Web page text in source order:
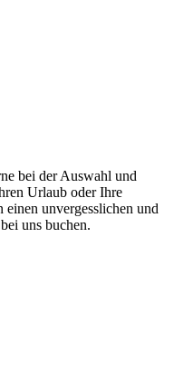
bei der Auswahl und
Urlaub oder Ihre
einen unvergesslichen und
uns buchen.